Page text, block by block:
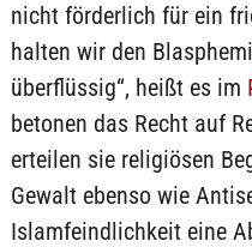
nicht förderlich für ein
halten wir den
überflüssig“, heißt es im
betonen das Recht auf
erteilen sie religiösen
Gewalt ebenso wie
Islamfeindlichkeit eine